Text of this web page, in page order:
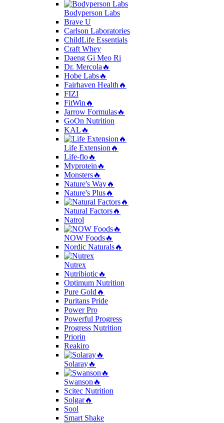
Bodyperson Labs
Brave U
Carlson Laboratories
ChildLife Essentials
Craft Whey
Daeng Gi Meo Ri
Dr. Mercola🔥
Hobe Labs🔥
Fairhaven Health🔥
FIZI
FitWin🔥
Jarrow Formulas🔥
GoOn Nutrition
KAL🔥
Life Extension🔥
Life-flo🔥
Myprotein🔥
Monsters🔥
Nature's Way🔥
Nature's Plus🔥
Natural Factors🔥
Natrol
NOW Foods🔥
Nordic Naturals🔥
Nutrex
Nutribiotic🔥
Optimum Nutrition
Pure Gold🔥
Puritans Pride
Power Pro
Powerful Progress
Progress Nutrition
Priorin
Reakiro
Solaray🔥
Swanson🔥
Scitec Nutrition
Solgar🔥
Sool
Smart Shake